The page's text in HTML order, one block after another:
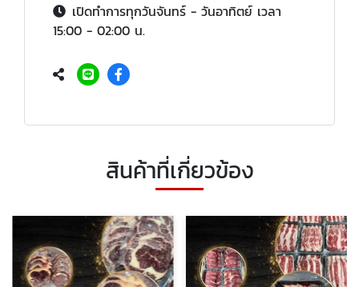
เปิดทำการทุกวันจันทร์ - วันอาทิตย์ เวลา
15:00 - 02:00 น.
สินค้าที่เกี่ยวข้อง